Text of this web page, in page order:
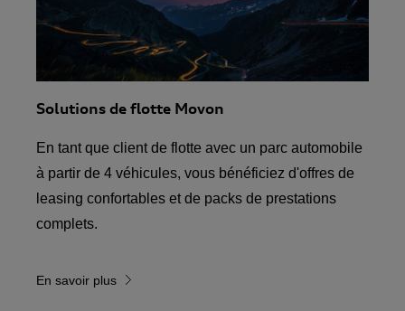
Solutions de flotte Movon
En tant que client de flotte avec un parc automobile
à partir de 4 véhicules, vous bénéficiez d'offres de
leasing confortables et de packs de prestations
complets.
En savoir plus